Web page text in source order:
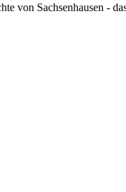
von Sachsenhausen